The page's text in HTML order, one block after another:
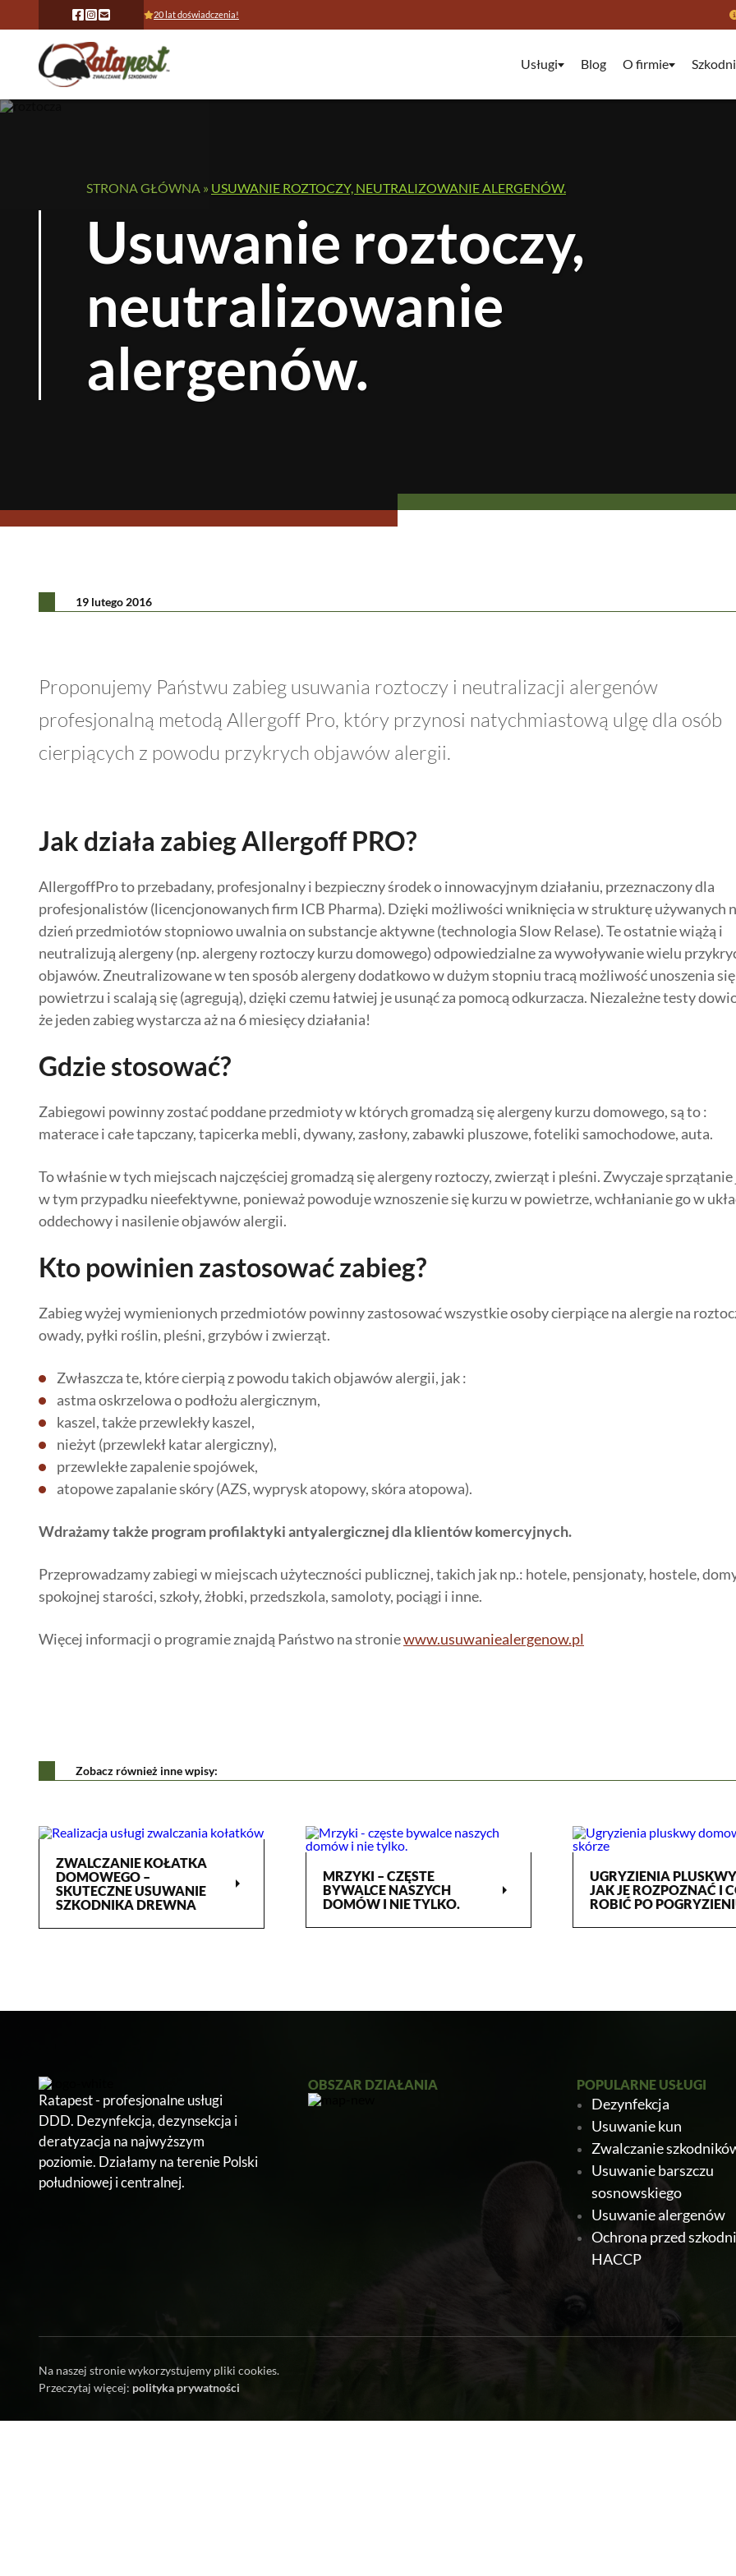
20 lat doświadczenia!
Usługi Blog O firmie
STRONA GŁÓWNA » USUWANIE ROZTOCZY, NEUTRALIZOWANIE ALERGENÓW.
Usuwanie roztoczy,
neutralizowanie
alergenów.
19 lutego 2016
Proponujemy Państwu zabieg usuwania roztoczy i neutralizacji alergenów
profesjonalną metodą Allergoff Pro, który przynosi natychmiastową ulgę dla osób
cierpiących z powodu przykrych objawów alergii.
Jak działa zabieg Allergoff PRO?
AllergoffPro to przebadany, profesjonalny i bezpieczny środek o innowacyjnym działaniu, przeznaczony dla
profesjonalistów (licencjonowanych firm ICB Pharma). Dzięki możliwości wniknięcia w strukturę używanych
dzień przedmiotów stopniowo uwalnia on substancje aktywne (technologia Slow Relase). Te ostatnie wiążą i
neutralizują alergeny (np. alergeny roztoczy kurzu domowego) odpowiedzialne za wywoływanie wielu
objawów. Zneutralizowane w ten sposób alergeny dodatkowo w dużym stopniu tracą możliwość unoszenia
powietrzu i scalają się (agregują), dzięki czemu łatwiej je usunąć za pomocą odkurzacza. Niezależne testy
że jeden zabieg wystarcza aż na 6 miesięcy działania!
Gdzie stosować?
Zabiegowi powinny zostać poddane przedmioty w których gromadzą się alergeny kurzu domowego, są to :
materace i całe tapczany, tapicerka mebli, dywany, zasłony, zabawki pluszowe, foteliki samochodowe, auta.
To właśnie w tych miejscach najczęściej gromadzą się alergeny roztoczy, zwierząt i pleśni. Zwyczaje
w tym przypadku nieefektywne, ponieważ powoduje wznoszenie się kurzu w powietrze, wchłanianie go w
oddechowy i nasilenie objawów alergii.
Kto powinien zastosować zabieg?
Zabieg wyżej wymienionych przedmiotów powinny zastosować wszystkie osoby cierpiące na alergie na
owady, pyłki roślin, pleśni, grzybów i zwierząt.
Zwłaszcza te, które cierpią z powodu takich objawów alergii, jak :
astma oskrzelowa o podłożu alergicznym,
kaszel, także przewlekły kaszel,
nieżyt (przewlekł katar alergiczny),
przewlekłe zapalenie spojówek,
atopowe zapalanie skóry (AZS, wyprysk atopowy, skóra atopowa).
Wdrażamy także program profilaktyki antyalergicznej dla klientów komercyjnych.
Przeprowadzamy zabiegi w miejscach użyteczności publicznej, takich jak np.: hotele, pensjonaty, hostele,
spokojnej starości, szkoły, żłobki, przedszkola, samoloty, pociągi i inne.
Więcej informacji o programie znajdą Państwo na stroniewww.usuwaniealergenow.pl
Zobacz również inne wpisy:
ZWALCZANIE KOŁATKA
DOMOWEGO –
SKUTECZNE USUWANIE
SZKODNIKA DREWNA
arrow_right
MRZYKI – CZĘSTE
BYWALCE NASZYCH
DOMÓW I NIE TYLKO.
arrow_right
UGRYZIENIA
JAK JE ROZPOZNAĆ I
ROBIĆ PO
Ratapest - profesjonalne usługi
DDD. Dezynfekcja, dezynsekcja i
deratyzacja na najwyższym
poziomie. Działamy na terenie Polski
południowej i centralnej.
OBSZAR DZIAŁANIA POPULARNE USŁUGI
Dezynfekcja
Usuwanie kun
Zwalczanie
Usuwanie barszczu
sosnowskiego
Usuwanie alergenów
Ochrona przed
HACCP
Na naszej stronie wykorzystujemy pliki cookies.
Przeczytaj więcej: polityka prywatności